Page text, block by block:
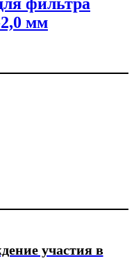
фильтра
мм
участия в